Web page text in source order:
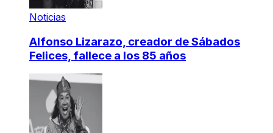
Noticias
Alfonso Lizarazo, creador de Sábados
Felices, fallece a los 85 años